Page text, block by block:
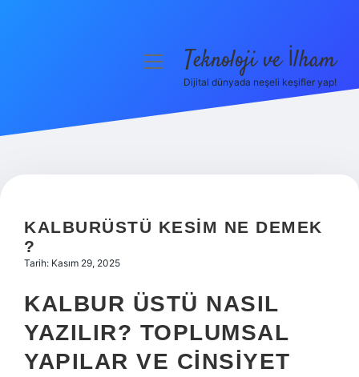
Hakkımızda
menüyüTeknoloji ve İlham
Dijital dünyada neşeli keşifler yap!
KALBURÜSTÜ KESIM NE DEMEK
?
Tarih: Kasım 29, 2025
KALBUR ÜSTÜ NASIL
YAZILIR? TOPLUMSAL
YAPILAR VE CINSIYET